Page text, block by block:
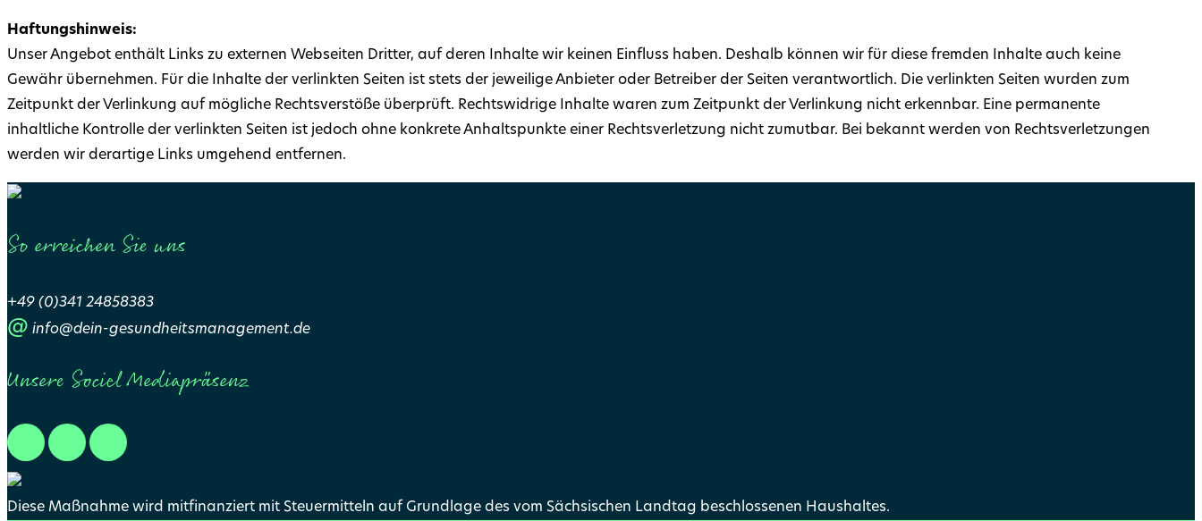
Haftungshinweis:
Unser Angebot enthält Links zu externen Webseiten Dritter, auf deren Inhalte wir keinen Einfluss haben. Deshalb können wir für diese fremden Inhalte auch keine
Gewähr übernehmen. Für die Inhalte der verlinkten Seiten ist stets der jeweilige Anbieter oder Betreiber der Seiten verantwortlich. Die verlinkten Seiten wurden zum
Zeitpunkt der Verlinkung auf mögliche Rechtsverstöße überprüft. Rechtswidrige Inhalte waren zum Zeitpunkt der Verlinkung nicht erkennbar. Eine permanente
inhaltliche Kontrolle der verlinkten Seiten ist jedoch ohne konkrete Anhaltspunkte einer Rechtsverletzung nicht zumutbar. Bei bekannt werden von Rechtsverletzungen
werden wir derartige Links umgehend entfernen.
So erreichen Sie uns
+49 (0)341 24858383
@ info@dein-gesundheitsmanagement.de
Unsere Sociel Mediapräsenz
Diese Maßnahme wird mitfinanziert mit Steuermitteln auf Grundlage des vom Sächsischen Landtag beschlossenen Haushaltes.